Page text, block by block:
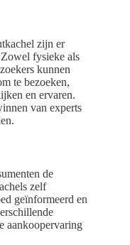
zijn er
fysieke als
kunnen
te bezoeken,
en ervaren.
van experts
de
zelf
geïnformeerd en
aankoopervaring